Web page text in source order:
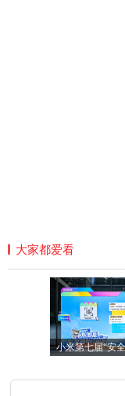
大家都爱看